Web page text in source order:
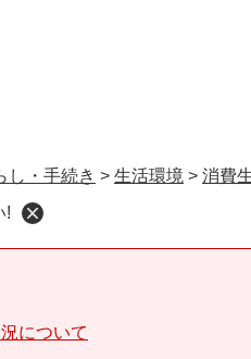
し・手続き > 生活環境 > 消費
!
について